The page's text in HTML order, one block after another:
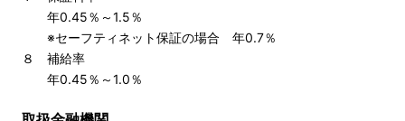
年0.45％～1.5％
※セーフティネット保証の場合 年0.7％
８ 補給率
年0.45％～1.0％